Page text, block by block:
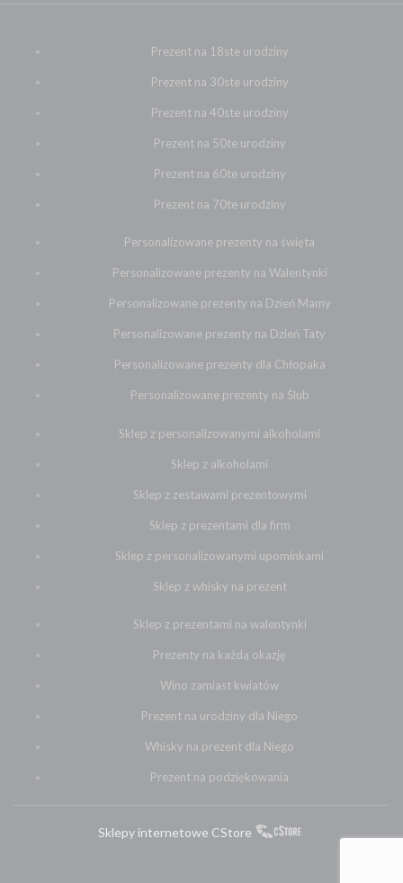
Prezent na 18ste urodziny
Prezent na 30ste urodziny
Prezent na 40ste urodziny
Prezent na 50te urodziny
Prezent na 60te urodziny
Prezent na 70te urodziny
Personalizowane prezenty na święta
Personalizowane prezenty na Walentynki
Personalizowane prezenty na Dzień Mamy
Personalizowane prezenty na Dzień Taty
Personalizowane prezenty dla Chłopaka
Personalizowane prezenty na Ślub
Sklep z personalizowanymi alkoholami
Sklep z alkoholami
Sklep z zestawami prezentowymi
Sklep z prezentami dla firm
Sklep z personalizowanymi upominkami
Sklep z whisky na prezent
Sklep z prezentami na walentynki
Prezenty na każdą okazję
Wino zamiast kwiatów
Prezent na urodziny dla Niego
Whisky na prezent dla Niego
Prezent na podziękowania
Sklepy internetowe CStore